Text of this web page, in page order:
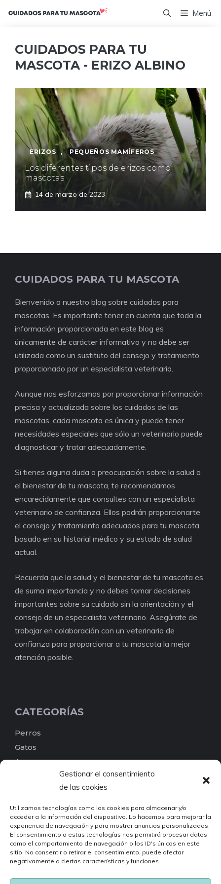
Gestionar el consentimiento
de las cookies
Utilizamos tecnologías como las cookies para almacenar y/o
acceder a la información del dispositivo. Lo hacemos para mejorar la
experiencia de navegación y para mostrar anuncios personalizados.
El consentimiento a estas tecnologías nos permitirá procesar datos
como el comportamiento de navegación o los ID's únicos en este
sitio. No consentir o retirar el consentimiento, puede afectar
negativamente a ciertas características y funciones.
Menú
CUIDADOS PARA TU
MASCOTA - ERIZO ALBINO
ERIZOS , PEQUEÑOS MAMÍFEROS
Los diferentes tipos de erizos como
mascotas
14 de marzo de 2023
CUIDADOS PARA TU MASCOTA
Bienvenido a nuestro blog sobre cuidados para
mascotas. Es importante tener en cuenta que toda la
información proporcionada en este blog es
únicamente de carácter informativo y no debe ser
utilizada como un sustituto del consejo y tratamiento
proporcionado por un especialista veterinario.
Aunque nos esforzamos por proporcionar información
precisa y actualizada sobre los cuidados de las
mascotas, cada mascota es única y puede tener
necesidades especiales que sólo un veterinario puede
diagnosticar y tratar adecuadamente.
Si tienes alguna duda o preocupación sobre la salud o
el bienestar de tu mascota, te recomendamos
encarecidamente que consultes con un especialista
veterinario de confianza. Ellos podrán proporcionarte
el consejo y tratamiento adecuados para tu mascota
basado en su historial médico y su estado de salud
actual.
Recuerda que la salud y el bienestar de tu mascota es
de suma importancia y no debes tomar decisiones
importantes sobre su cuidado sin la orientación y el
consejo de un especialista veterinario. Asegúrate de
trabajar en colaboración con un veterinario de
confianza para proporcionar a tu mascota la mejor
atención posible.
CATEGORÍAS
Perros
Gatos
Aves
Pequeños mamíferos
Roedores
Invertebrados
Otros
Busca por etiquetas